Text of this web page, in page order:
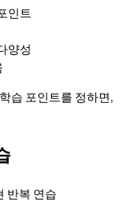
인트
양성
습 포인트를 정하면,
반복 연습